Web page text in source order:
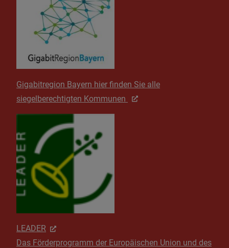
Gigabitregion Bayern hier finden Sie alle
siegelberechtigten Kommunen
LEADER
Das Förderprogramm der Europäischen Union und des